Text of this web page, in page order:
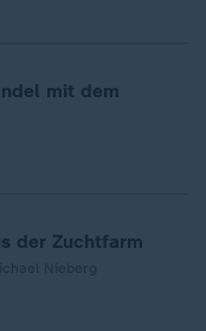
mit dem
der Zuchtfarm